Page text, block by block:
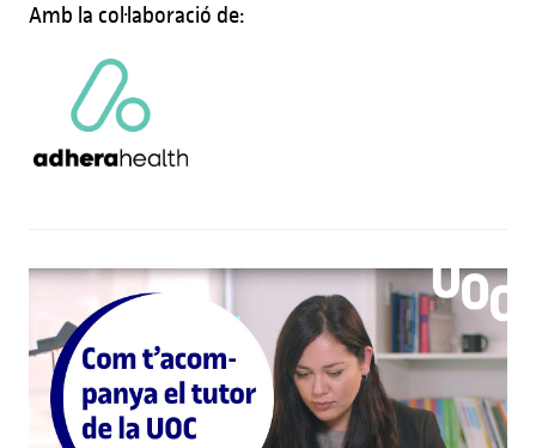
Amb la col·laboració de: